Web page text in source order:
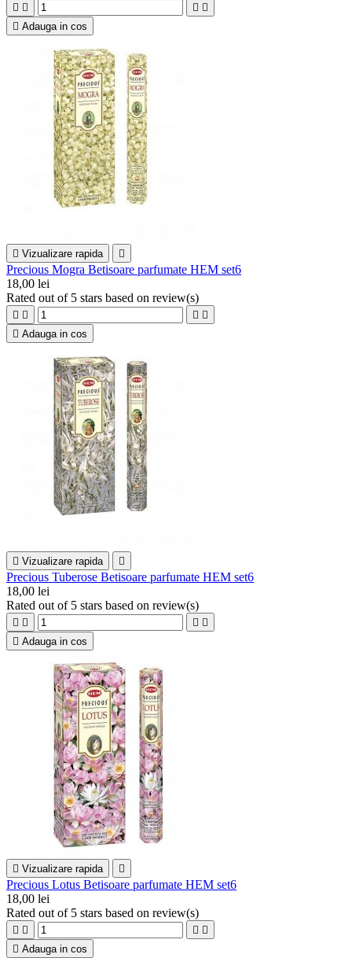
   
 Adauga in cos
 Vizualizare rapida 
Precious Mogra Betisoare parfumate HEM set6
18,00 lei
Rated out of 5 stars based on review(s)
   
 Adauga in cos
 Vizualizare rapida 
Precious Tuberose Betisoare parfumate HEM set6
18,00 lei
Rated out of 5 stars based on review(s)
   
 Adauga in cos
 Vizualizare rapida 
Precious Lotus Betisoare parfumate HEM set6
18,00 lei
Rated out of 5 stars based on review(s)
   
 Adauga in cos